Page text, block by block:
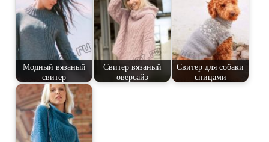
Модный вязаный
свитер
Свитер вязаный
оверсайз
Свитер для собаки
спицами